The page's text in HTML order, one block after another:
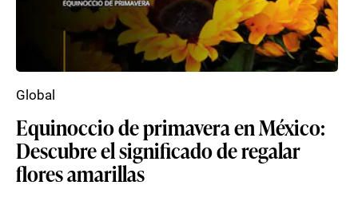
Equinoccio de primavera en México:
Descubre el significado de regalar
flores amarillas
Global